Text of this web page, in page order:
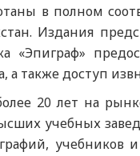
в полном
Издания
«Эпиграф»
а также доступ
20 лет на
учебных
учебников